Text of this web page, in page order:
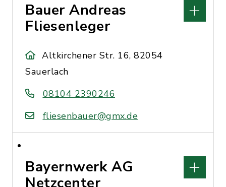
Bauer Andreas
Fliesenleger
Altkirchener Str. 16, 82054
Sauerlach
08104 2390246
fliesenbauer@gmx.de
Bayernwerk AG
Netzcenter